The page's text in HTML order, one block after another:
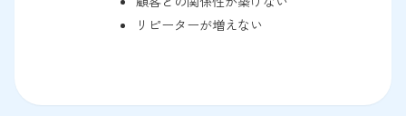
リピーターが増えない